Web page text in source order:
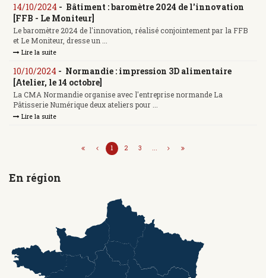
14/10/2024 - Bâtiment : baromètre 2024 de l'innovation
[FFB - Le Moniteur]
Le baromètre 2024 de l'innovation, réalisé conjointement par la FFB
et Le Moniteur, dresse un ...
Lire la suite
10/10/2024 - Normandie : impression 3D alimentaire
[Atelier, le 14 octobre]
La CMA Normandie organise avec l'entreprise normande La
Pâtisserie Numérique deux ateliers pour ...
Lire la suite
1 2 3 ...
En région